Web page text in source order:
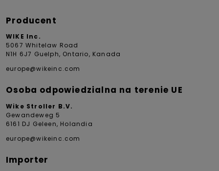
Producent
WIKE Inc.
5067 Whitelaw Road
N1H 6J7 Guelph, Ontario, Kanada
europe@wikeinc.com
Osoba odpowiedzialna na terenie UE
Wike Stroller B.V.
Gewandeweg 5
6161 DJ Geleen, Holandia
europe@wikeinc.com
Importer